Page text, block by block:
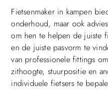
Fietsenmaker in kampen
onderhoud, maar ook
om hen te helpen de juiste
en de juiste pasvorm te
van professionele fittings
zithoogte, stuurpositie en
individuele fietsers te